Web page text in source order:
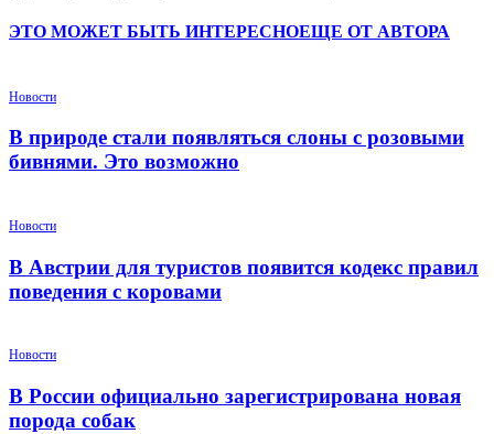
ЭТО МОЖЕТ БЫТЬ ИНТЕРЕСНОЕЩЕ ОТ АВТОРА
Новости
В природе стали появляться слоны с розовыми
бивнями. Это возможно
Новости
В Австрии для туристов появится кодекс правил
поведения с коровами
Новости
В России официально зарегистрирована новая
порода собак